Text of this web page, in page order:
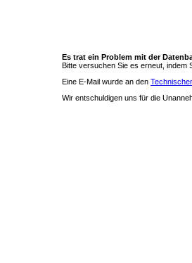
Es trat ein Problem mit der
Bitte versuchen Sie es erneut, indem
Eine E-Mail wurde an den
Wir entschuldigen uns für die